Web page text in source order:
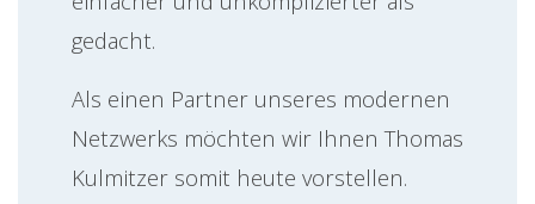
gedacht.
Als einen Partner unseres modernen
Netzwerks möchten wir Ihnen Thomas
Kulmitzer somit heute vorstellen.